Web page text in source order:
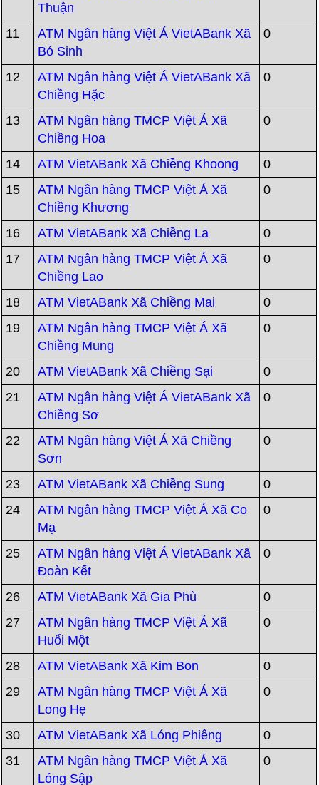
Thuận
11
ATM Ngân hàng Việt Á VietABank Xã
Bó Sinh
0
12
ATM Ngân hàng Việt Á VietABank Xã
Chiềng Hặc
0
13
ATM Ngân hàng TMCP Việt Á Xã
Chiềng Hoa
0
14 ATM VietABank Xã Chiềng Khoong
0
15
ATM Ngân hàng TMCP Việt Á Xã
Chiềng Khương
0
16 ATM VietABank Xã Chiềng La
0
17
ATM Ngân hàng TMCP Việt Á Xã
Chiềng Lao
0
18 ATM VietABank Xã Chiềng Mai
0
19
ATM Ngân hàng TMCP Việt Á Xã
Chiềng Mung
0
20 ATM VietABank Xã Chiềng Sại
0
21
ATM Ngân hàng Việt Á VietABank Xã
Chiềng Sơ
0
22
ATM Ngân hàng Việt Á Xã Chiềng
Sơn
0
23 ATM VietABank Xã Chiềng Sung
0
24
ATM Ngân hàng TMCP Việt Á Xã Co
Mạ
0
25
ATM Ngân hàng Việt Á VietABank Xã
Đoàn Kết
0
26 ATM VietABank Xã Gia Phù
0
27
ATM Ngân hàng TMCP Việt Á Xã
Huổi Một
0
28 ATM VietABank Xã Kim Bon
0
29
ATM Ngân hàng TMCP Việt Á Xã
Long Hẹ
0
30 ATM VietABank Xã Lóng Phiêng
0
31
ATM Ngân hàng TMCP Việt Á Xã
Lóng Sập
0